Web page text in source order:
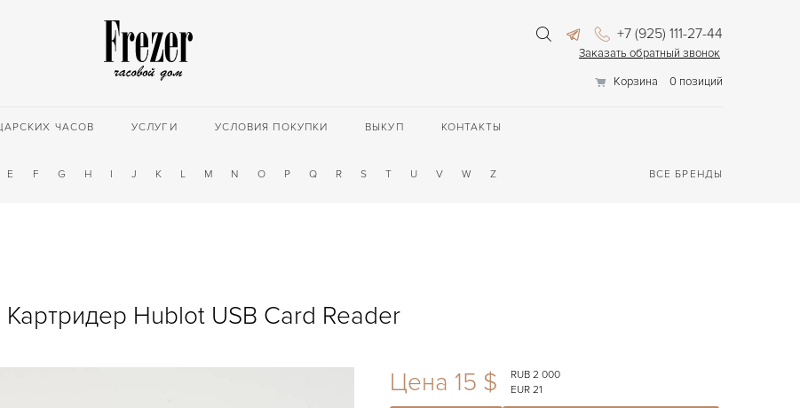
+7 (925) 111-27-44
Заказать обратный звонок
Корзина
0 позиций
ЧАСОВ УСЛУГИ УСЛОВИЯ ПОКУПКИ ВЫКУП КОНТАКТЫ
E F G H I J K L M N O P Q R S T U V W Z ВСЕ БРЕНДЫ
Картридер Hublot USB Card Reader
Цена 15 $
RUB 2 000
EUR 21